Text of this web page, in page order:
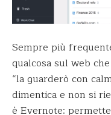
Sempre più
qualcosa sul web
“la guarderò con
dimentica e non si
è Evernote: